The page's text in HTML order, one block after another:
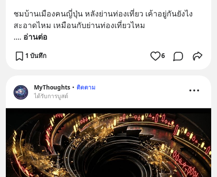
ชมบ้านเมืองคนญี่ปุ่น หลังย่านท่องเที่ยว เค้าอยู่กันยังไง
สะอาดไหม เหมือนกับย่านท่องเที่ยวไหม
.... อ่านต่อ
1 บันทึก 6
MyThoughts • ติดตาม
ได้รับการบูสต์